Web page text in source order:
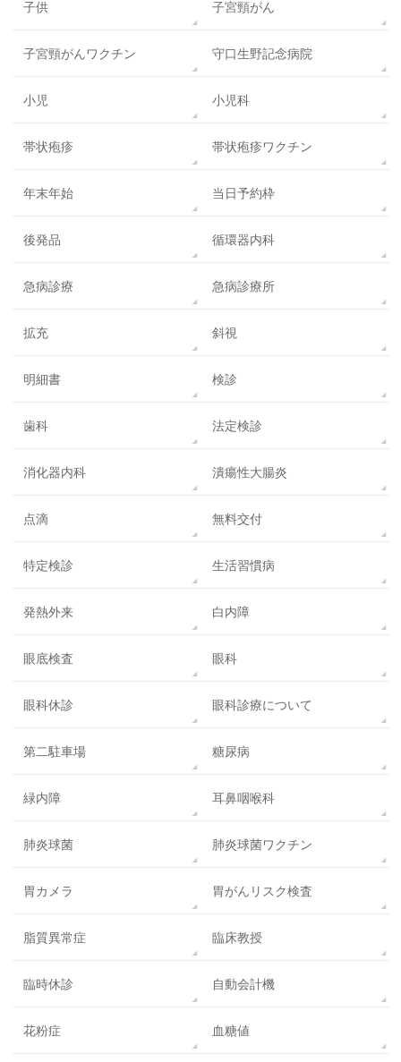
子供 子宮頸がん
子宮頸がんワクチン 守口生野記念病院
小児 小児科
帯状疱疹 帯状疱疹ワクチン
年末年始 当日予約枠
後発品 循環器内科
急病診療 急病診療所
拡充 斜視
明細書 検診
歯科 法定検診
消化器内科 潰瘍性大腸炎
点滴 無料交付
特定検診 生活習慣病
発熱外来 白内障
眼底検査 眼科
眼科休診 眼科診療について
第二駐車場 糖尿病
緑内障 耳鼻咽喉科
肺炎球菌 肺炎球菌ワクチン
胃カメラ 胃がんリスク検査
脂質異常症 臨床教授
臨時休診 自動会計機
花粉症 血糖値